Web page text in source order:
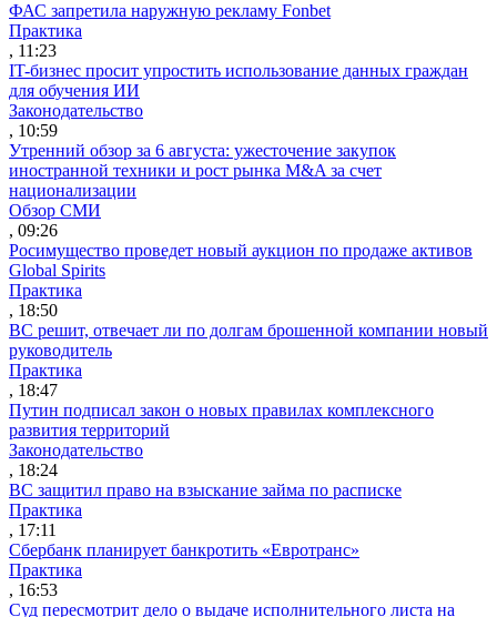
ФАС запретила наружную рекламу Fonbet
Практика
, 11:23
IT-бизнес просит упростить использование данных граждан
для обучения ИИ
Законодательство
, 10:59
Утренний обзор за 6 августа: ужесточение закупок
иностранной техники и рост рынка M&A за счет
национализации
Обзор СМИ
, 09:26
Росимущество проведет новый аукцион по продаже активов
Global Spirits
Практика
, 18:50
ВС решит, отвечает ли по долгам брошенной компании новый
руководитель
Практика
, 18:47
Путин подписал закон о новых правилах комплексного
развития территорий
Законодательство
, 18:24
ВС защитил право на взыскание займа по расписке
Практика
, 17:11
Сбербанк планирует банкротить «Евротранс»
Практика
, 16:53
Суд пересмотрит дело о выдаче исполнительного листа на